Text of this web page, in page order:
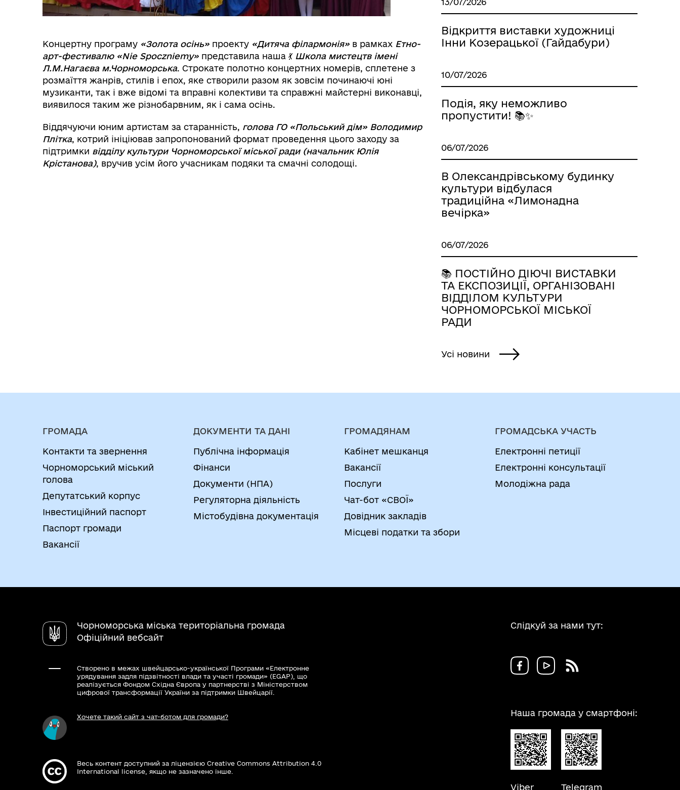
Концертну програму «Золота осінь» проекту «Дитяча філармонія» в рамках Етно-
арт-фестивалю «Nie Spoczniemy» представила наша 💃 Школа мистецтв імені
Л.М.Нагаєва м.Чорноморська. Строкате полотно концертних номерів, сплетене з
розмаїття жанрів, стилів і епох, яке створили разом як зовсім починаючі юні
музиканти, так і вже відомі та вправні колективи та справжні майстерні виконавці,
виявилося таким же різнобарвним, як і сама осінь.
Віддячуючи юним артистам за старанність, голова ГО «Польський дім» Володимир
Плітка, котрий ініціював запропонований формат проведення цього заходу за
підтримки відділу культури Чорноморської міської ради (начальник Юлія
Крістанова), вручив усім його учасникам подяки та смачні солодощі.
Відкриття виставки художниці
Інни Козерацької (Гайдабури)
10/07/2026
Подія, яку неможливо
пропустити! 📚✨
06/07/2026
В Олександрівському будинку
культури відбулася
традиційна «Лимонадна
вечірка»
06/07/2026
📚 ПОСТІЙНО ДІЮЧІ ВИСТАВКИ
ТА ЕКСПОЗИЦІЇ, ОРГАНІЗОВАНІ
ВІДДІЛОМ КУЛЬТУРИ
ЧОРНОМОРСЬКОЇ МІСЬКОЇ
РАДИ
Усі новини
ГРОМАДА
Контакти та звернення
Чорноморський міський
голова
Депутатський корпус
Інвестиційний паспорт
Паспорт громади
Вакансії
ДОКУМЕНТИ ТА ДАНІ
Публічна інформація
Фінанси
Документи (НПА)
Регуляторна діяльність
Містобудівна документація
ГРОМАДЯНАМ
Кабінет мешканця
Вакансії
Послуги
Чат-бот «СВОЇ»
Довідник закладів
Місцеві податки та збори
ГРОМАДСЬКА УЧАСТЬ
Електронні петиції
Електронні консультації
Молодіжна рада
Чорноморська міська територіальна громада
Офіційний вебсайт
Створено в межах швейцарсько-української Програми «Електронне
урядування задля підзвітності влади та участі громади» (EGAP), що
реалізується Фондом Східна Європа у партнерстві з Міністерством
цифрової трансформації України за підтримки Швейцарії.
Хочете такий сайт з чат-ботом для громади?
Весь контент доступний за ліцензією Creative Commons Attribution 4.0
International license, якщо не зазначено інше.
Слідкуй за нами тут:
Наша громада у смартфоні:
Viber Telegram